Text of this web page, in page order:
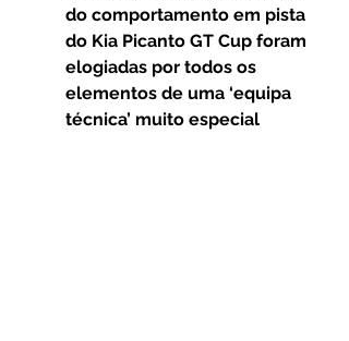
do comportamento em pista
do Kia Picanto GT Cup foram
elogiadas por todos os
elementos de uma ‘equipa
técnica’ muito especial